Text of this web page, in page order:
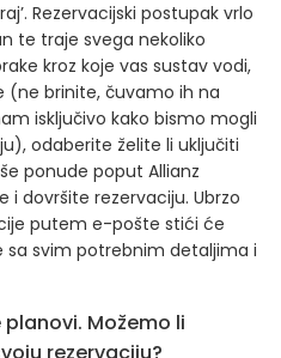
Rezervacijski postupak vrlo
te traje svega nekoliko
kroz koje vas sustav vodi,
(ne brinite, čuvamo ih na
isključivo kako bismo mogli
odaberite želite li uključiti
ponude poput Allianz
i dovršite rezervaciju. Ubrzo
putem e-pošte stići će
svim potrebnim detaljima i
Možemo li